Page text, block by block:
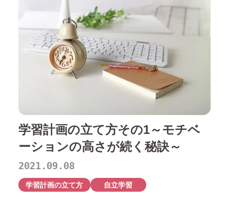
学習計画の立て方その1～モチベ
ーションの高さが続く秘訣～
2021.09.08
学習計画の立て方 自立学習